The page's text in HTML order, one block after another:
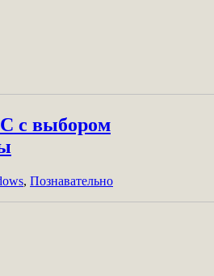
с выбором
, Познавательно